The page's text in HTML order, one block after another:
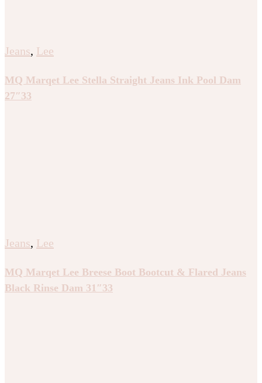
Jeans, Lee
MQ Marqet Lee Stella Straight Jeans Ink Pool Dam
27″33
Jeans, Lee
MQ Marqet Lee Breese Boot Bootcut & Flared Jeans
Black Rinse Dam 31″33